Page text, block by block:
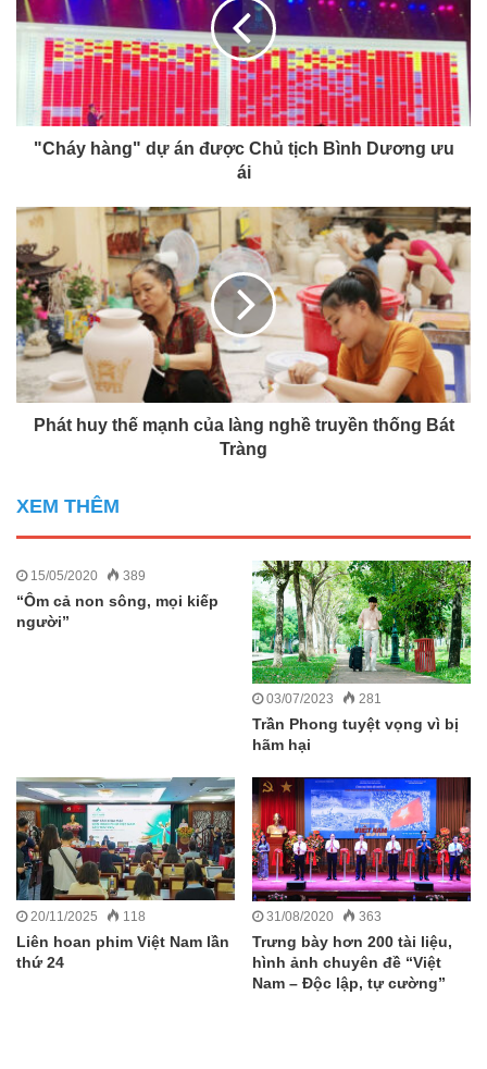
"Cháy hàng" dự án được Chủ tịch Bình Dương ưu
ái
Phát huy thế mạnh của làng nghề truyền thống Bát
Tràng
XEM THÊM
15/05/2020 389
“Ôm cả non sông, mọi kiếp
người”
03/07/2023 281
Trần Phong tuyệt vọng vì bị
hãm hại
20/11/2025 118
Liên hoan phim Việt Nam lần
thứ 24
31/08/2020 363
Trưng bày hơn 200 tài liệu,
hình ảnh chuyên đề “Việt
Nam – Độc lập, tự cường”